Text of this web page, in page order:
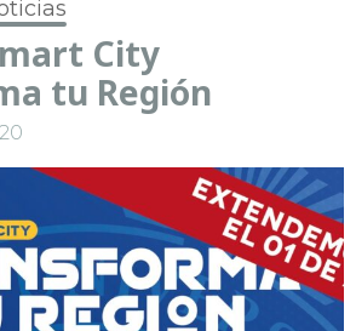
City
tu Región